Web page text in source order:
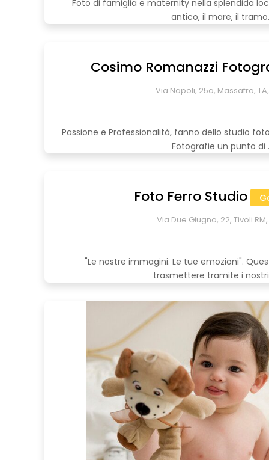
Foto di famiglia e maternity nella splendida
antico, il mare, il
Cosimo Romanazzi
Via Napoli, 25a, Massafra,
Passione e Professionalità, fanno dello studio
Fotografie un punto di
Foto Ferro Studio
Via Due Giugno, 22, Tivoli
"Le nostre immagini. Le tue emozioni".
trasmettere tramite i nostri